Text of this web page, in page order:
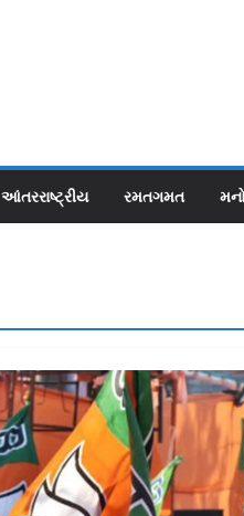
આંતરરાષ્ટ્રીય રમતગમત